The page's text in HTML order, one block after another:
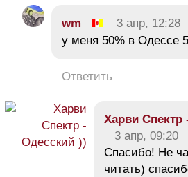
wm 3 апр, 12:28
у меня 50% в Одессе
Ответить
Харви Спектр
3 апр, 09:20
Спасибо! Не
читать)